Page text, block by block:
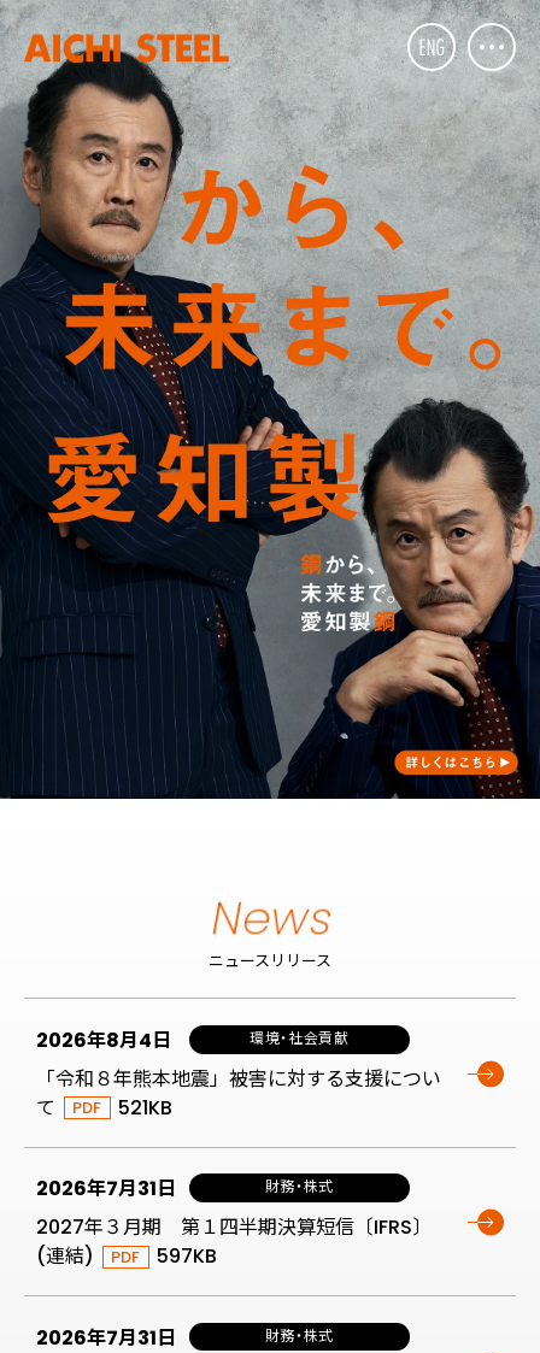
ニュースリリース
2026年8月4日 環境・社会貢献
「令和８年熊本地震」被害に対する支援につい
て
521KB
2026年7月31日 財務・株式
2027年３月期 第１四半期決算短信〔IFRS〕
(連結)
597KB
2026年7月31日 財務・株式